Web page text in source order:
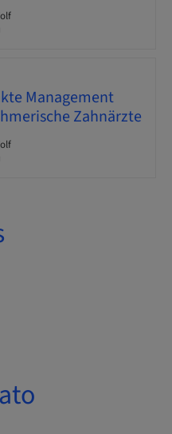
Management
Zahnärzte